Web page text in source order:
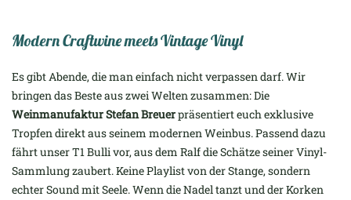
Modern Craftwine meets Vintage Vinyl
Es gibt Abende, die man einfach nicht verpassen darf. Wir
bringen das Beste aus zwei Welten zusammen: Die
Weinmanufaktur Stefan Breuerpräsentiert euch exklusive
Tropfen direkt aus seinem modernen Weinbus. Passend dazu
fährt unser T1 Bulli vor, aus dem Ralf die Schätze seiner Vinyl-
Sammlung zaubert. Keine Playlist von der Stange, sondern
echter Sound mit Seele. Wenn die Nadel tanzt und der Korken